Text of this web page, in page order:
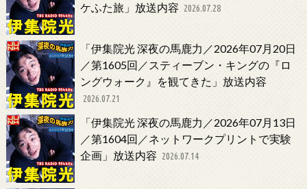
ケふた旅」放送内容 2026.07.28
「伊集院光 深夜の馬鹿力／2026年07月20日
／第1605回／スティーブン・キングの『ロ
ングウォーク』を観てきた」放送内容
2026.07.21
「伊集院光 深夜の馬鹿力／2026年07月13日
／第1604回／ネットワークプリントで実験
企画」放送内容 2026.07.14